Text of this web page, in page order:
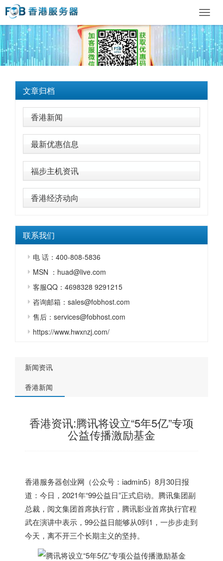
文章归档
香港新闻
最新优惠信息
福步主机资讯
香港经济动向
联系我们
电 话：400-808-5836
MSN ：huad@live.com
客服QQ：4698328 9291215
咨询邮箱：sales@fobhost.com
售后：services@fobhost.com
https://www.hwxnzj.com/
新闻资讯
香港新闻
香港资讯:腾讯将设立“5年5亿”专项
公益传播激励基金
香港服务器创业网（公众号：iadmin5）8月30日报
道：今日，2021年“99公益日”正式启动。腾讯集团副
总裁，阅文集团首席执行官，腾讯影业首席执行官程
武在演讲中表示，99公益日能够从0到1，一步步走到
今天，离不开三个长期主义的坚持。